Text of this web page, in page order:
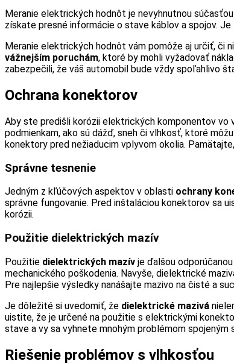
Meranie elektrických hodnôt je nevyhnutnou
získate presné informácie o stave káblov a spojov.
Meranie elektrických hodnôt vám pomôže aj určiť, či
vážnejším poruchám, ktoré by mohli vyžadovať
zabezpečili, že váš automobil bude vždy spoľahlivo
Ochrana konektorov
Aby ste predišli korózii elektrických komponentov vo
podmienkam, ako sú dážď, sneh či vlhkosť, ktoré
konektory pred nežiaducim vplyvom okolia.
Správne tesnenie
Jedným z kľúčových aspektov v oblasti ochrany
správne fungovanie. Pred inštaláciou konektorov sa
korózii.
Použitie dielektrických mazív
Použitie dielektrických mazív je ďalšou
mechanického poškodenia. Navyše, dielektrické
Pre najlepšie výsledky nanášajte mazivo na čisté a
Je dôležité si uvedomiť, že dielektrické mazivá
uistite, že je určené na použitie s elektrickými
stave a vy sa vyhnete mnohým problémom spojeným
Riešenie problémov s vlhkosťou